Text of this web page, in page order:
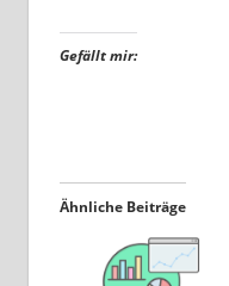
Gefällt mir:
Ähnliche Beiträge